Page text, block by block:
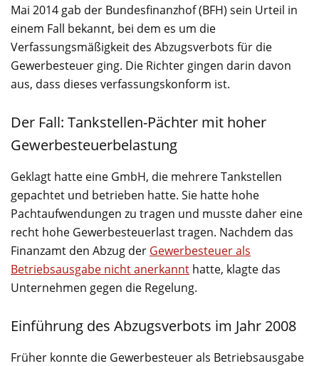
Mai 2014 gab der Bundesfinanzhof (BFH) sein Urteil in
einem Fall bekannt, bei dem es um die
Verfassungsmäßigkeit des Abzugsverbots für die
Gewerbesteuer ging. Die Richter gingen darin davon
aus, dass dieses verfassungskonform ist.
Der Fall: Tankstellen-Pächter mit hoher
Gewerbesteuerbelastung
Geklagt hatte eine GmbH, die mehrere Tankstellen
gepachtet und betrieben hatte. Sie hatte hohe
Pachtaufwendungen zu tragen und musste daher eine
recht hohe Gewerbesteuerlast tragen. Nachdem das
Finanzamt den Abzug der Gewerbesteuer als
Betriebsausgabe nicht anerkannt hatte, klagte das
Unternehmen gegen die Regelung.
Einführung des Abzugsverbots im Jahr 2008
Früher konnte die Gewerbesteuer als Betriebsausgabe